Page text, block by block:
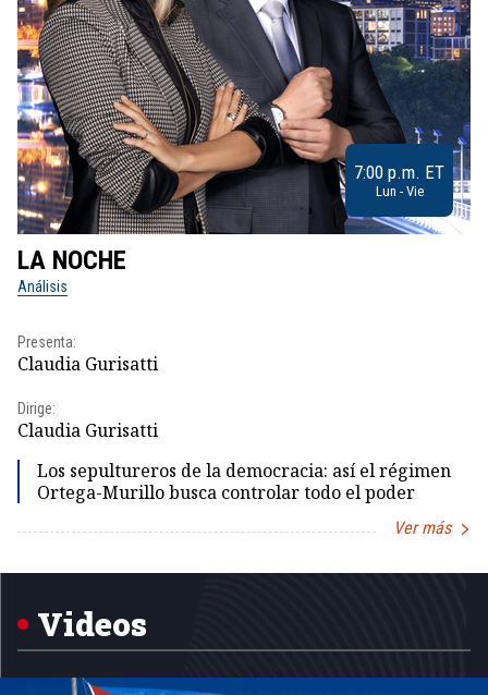
7:00 p.m. ET
Lun - Vie
LA NOCHE
Análisis
Presenta:
Claudia Gurisatti
Dirige:
Claudia Gurisatti
Los sepultureros de la democracia: así el régimen
Ortega-Murillo busca controlar todo el poder
Ver más
Videos